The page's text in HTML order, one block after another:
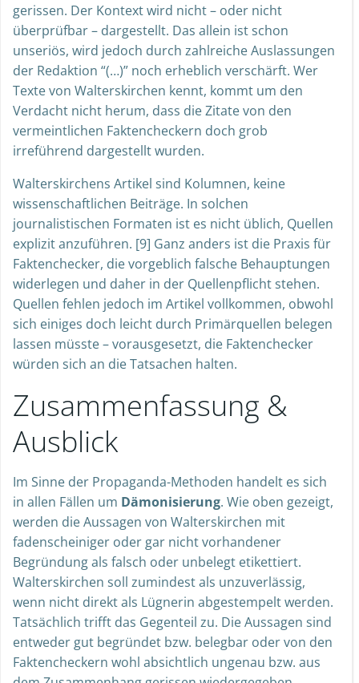
gerissen. Der Kontext wird nicht – oder nicht
überprüfbar – dargestellt. Das allein ist schon
unseriös, wird jedoch durch zahlreiche Auslassungen
der Redaktion “(…)” noch erheblich verschärft. Wer
Texte von Walterskirchen kennt, kommt um den
Verdacht nicht herum, dass die Zitate von den
vermeintlichen Faktencheckern doch grob
irreführend dargestellt wurden.
Walterskirchens Artikel sind Kolumnen, keine
wissenschaftlichen Beiträge. In solchen
journalistischen Formaten ist es nicht üblich, Quellen
explizit anzuführen. [9] Ganz anders ist die Praxis für
Faktenchecker, die vorgeblich falsche Behauptungen
widerlegen und daher in der Quellenpflicht stehen.
Quellen fehlen jedoch im Artikel vollkommen, obwohl
sich einiges doch leicht durch Primärquellen belegen
lassen müsste – vorausgesetzt, die Faktenchecker
würden sich an die Tatsachen halten.
Zusammenfassung &
Ausblick
Im Sinne der Propaganda-Methoden handelt es sich
in allen Fällen um Dämonisierung. Wie oben gezeigt,
werden die Aussagen von Walterskirchen mit
fadenscheiniger oder gar nicht vorhandener
Begründung als falsch oder unbelegt etikettiert.
Walterskirchen soll zumindest als unzuverlässig,
wenn nicht direkt als Lügnerin abgestempelt werden.
Tatsächlich trifft das Gegenteil zu. Die Aussagen sind
entweder gut begründet bzw. belegbar oder von den
Faktencheckern wohl absichtlich ungenau bzw. aus